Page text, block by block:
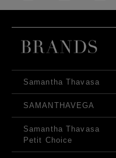
Samantha Thavasa
SAMANTHAVEGA
Samantha Thavasa
Petit Choice